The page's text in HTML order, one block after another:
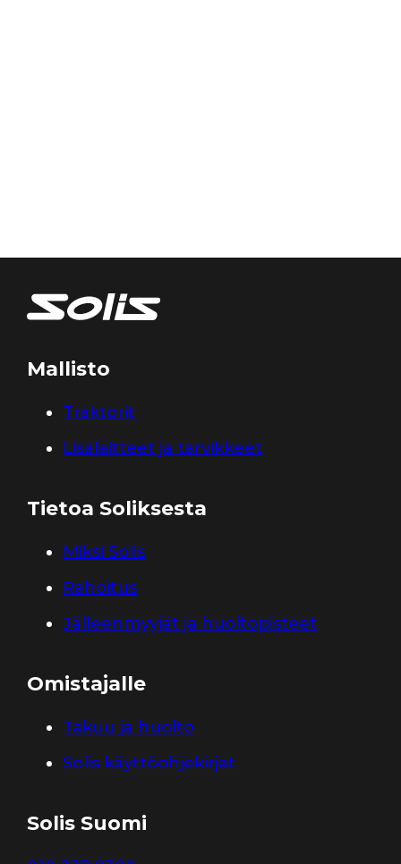
Mallisto
Traktorit
Lisälaitteet ja tarvikkeet
Tietoa Soliksesta
Miksi Solis
Rahoitus
Jälleenmyyjät ja huoltopisteet
Omistajalle
Takuu ja huolto
Solis käyttöohjekirjat
Solis Suomi